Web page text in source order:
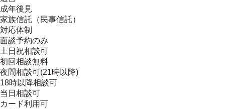
成年後見
家族信託（民事信託）
対応体制
面談予約のみ
土日祝相談可
初回相談無料
夜間相談可(21時以降)
18時以降相談可
当日相談可
カード利用可